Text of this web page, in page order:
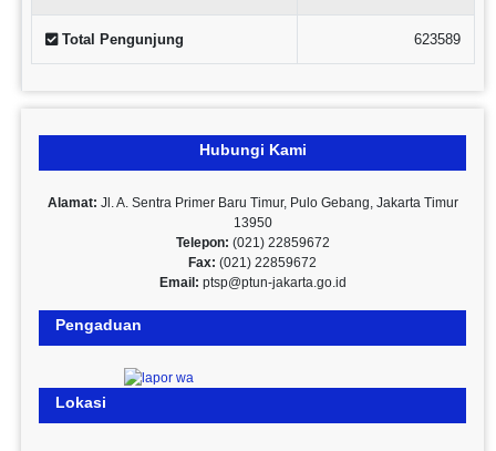
Total Pengunjung 623589
Hubungi Kami
Alamat: Jl. A. Sentra Primer Baru Timur, Pulo Gebang, Jakarta Timur
13950
Telepon: (021) 22859672
Fax: (021) 22859672
Email: ptsp@ptun-jakarta.go.id
Pengaduan
Lokasi